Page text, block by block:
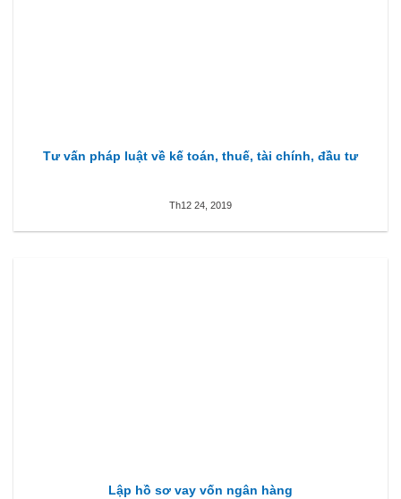
Tư vấn pháp luật về kế toán, thuế, tài chính, đầu tư
Th12 24, 2019
Lập hồ sơ vay vốn ngân hàng